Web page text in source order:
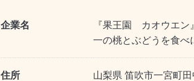
企業名
『果王園 カオウエ
一の桃とぶどうを食べ
住所 山梨県 笛吹市一宮町田